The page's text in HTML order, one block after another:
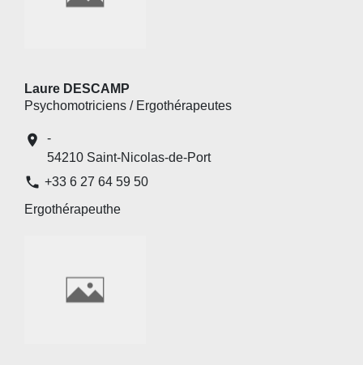
Laure DESCAMP
Psychomotriciens / Ergothérapeutes
location_on
-
54210 Saint-Nicolas-de-Port
phone +33 6 27 64 59 50
Ergothérapeuthe